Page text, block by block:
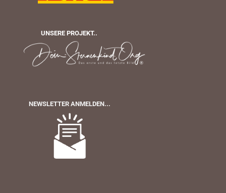
UNSERE PROJEKT..
NEWSLETTER ANMELDEN...